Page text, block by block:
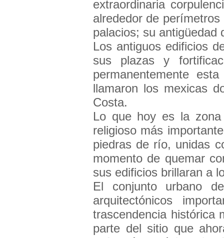
extraordinaria
alrededor de
palacios; su antigüedad
Los antiguos edificios
sus plazas y
permanentemente
llamaron los mexicas
Costa.
Lo que hoy es la zona
religioso más
piedras de río, unidas
momento de quemar
sus edificios brillaran a
El conjunto urbano
arquitectónicos
trascendencia histórica
parte del sitio que